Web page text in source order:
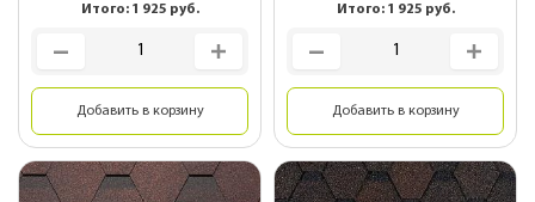
Итого: 1 925 руб.
Добавить в корзину
Итого: 1 925 руб.
Добавить в корзину